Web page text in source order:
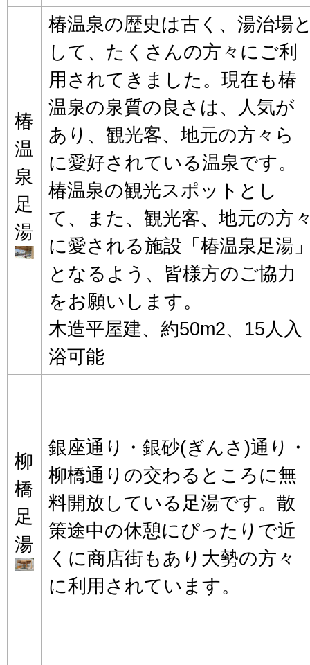
椿
温
泉
足
湯
椿温泉の歴史は古く、湯治場
して、たくさんの方々にご利
用されてきました。現在も椿
温泉の泉質の良さは、人気が
あり、観光客、地元の方々ら
に愛好されている温泉です。
椿温泉の観光スポットとし
て、また、観光客、地元の方
に愛される施設「椿温泉足湯
となるよう、皆様方のご協力
をお願いします。
木造平屋建、約50m2、15人入
浴可能
柳
橋
足
湯
銀座通り・銀砂(ぎんさ)通り・
柳橋通りの交わるところに無
料開放している足湯です。散
策途中の休憩にぴったりで近
くに商店街もあり大勢の方々
に利用されています。